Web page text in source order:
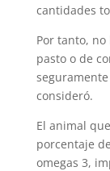
cantidades
Por tanto,
pasto o de
consideró.
El animal
porcentaje
omegas 3,